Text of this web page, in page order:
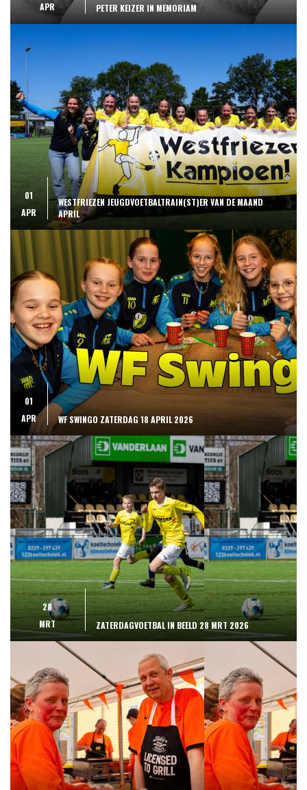
APR
PETER KEIZER IN MEMORIAM
01
APR
WESTFRIEZEN JEUGDVOETBALTRAIN(ST)ER VAN DE MAAND
APRIL
01
APR
WF SWINGO ZATERDAG 18 APRIL 2026
28
MRT
ZATERDAGVOETBAL IN BEELD 28 MRT 2026